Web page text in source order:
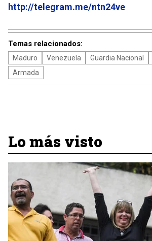
http://telegram.me/ntn24ve
Temas relacionados:
Maduro Venezuela Guardia Nacional
Armada
Lo más visto